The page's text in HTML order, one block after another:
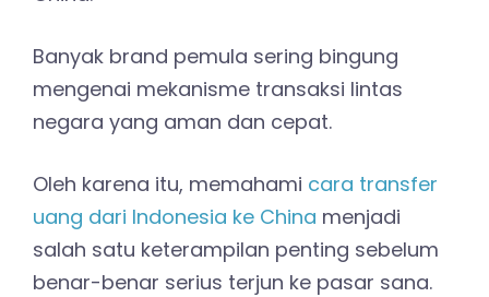
Banyak brand pemula sering bingung
mengenai mekanisme transaksi lintas
negara yang aman dan cepat.
Oleh karena itu, memahami cara transfer
uang dari Indonesia ke China menjadi
salah satu keterampilan penting sebelum
benar-benar serius terjun ke pasar sana.